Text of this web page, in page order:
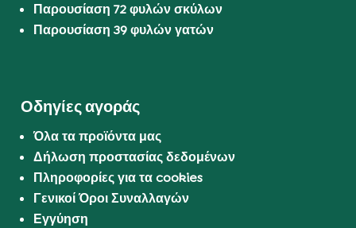
Παρουσίαση 72 φυλών σκύλων
Παρουσίαση 39 φυλών γατών
Οδηγίες αγοράς
Όλα τα προϊόντα μας
Δήλωση προστασίας δεδομένων
Πληροφορίες για τα cookies
Γενικοί Όροι Συναλλαγών
Εγγύηση